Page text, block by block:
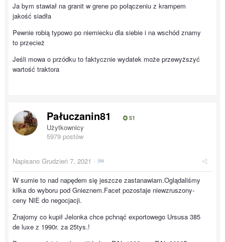
Ja bym stawiał na granit w grene po połączeniu z krampem
jakość siadła
Pewnie robią typowo po niemiecku dla siebie i na wschód znamy
to przecież
Jeśli mowa o przódku to faktycznie wydatek może przewyższyć
wartość traktora
Pałuczanin81 51
Użytkownicy
5979 postów
Napisano Grudzień 7, 2021 ·
W sumie to nad napędem się jeszcze zastanawiam.Oglądaliśmy
kilka do wyboru pod Gnieznem.Facet pozostaje niewzruszony-
ceny NIE do negocjacji.
Znajomy co kupił Jelonka chce pchnąć exportowego Ursusa 385
de luxe z 1990r. za 25tys.!